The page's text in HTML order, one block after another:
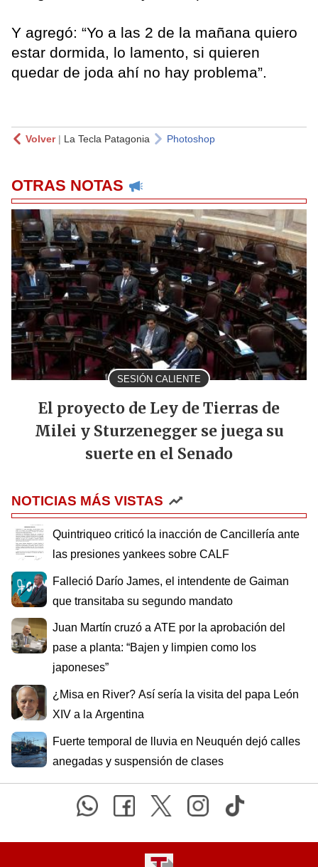
Y agregó: “Yo a las 2 de la mañana quiero
estar dormida, lo lamento, si quieren
quedar de joda ahí no hay problema”.
Volver| La Tecla Patagonia Photoshop
OTRAS NOTAS
SESIÓN CALIENTE
El proyecto de Ley de Tierras de
Milei y Sturzenegger se juega su
suerte en el Senado
NOTICIAS MÁS VISTAS
Quintriqueo criticó la inacción de Cancillería ante
las presiones yankees sobre CALF
Falleció Darío James, el intendente de Gaiman
que transitaba su segundo mandato
Juan Martín cruzó a ATE por la aprobación del
pase a planta: “Bajen y limpien como los
japoneses”
¿Misa en River? Así sería la visita del papa León
XIV a la Argentina
Fuerte temporal de lluvia en Neuquén dejó calles
anegadas y suspensión de clases